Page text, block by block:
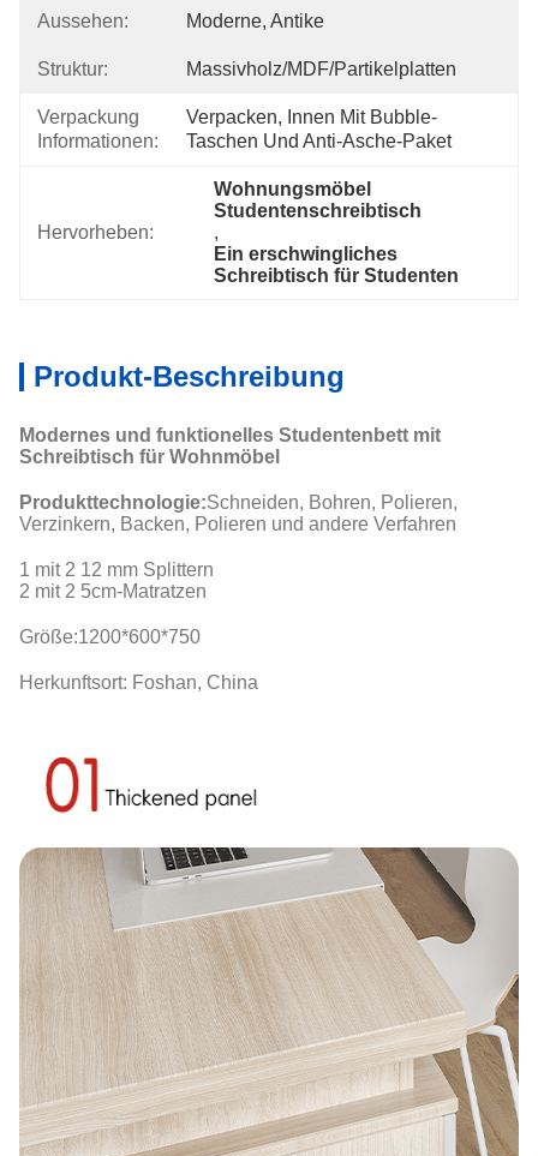
Aussehen: Moderne, Antike
Struktur: Massivholz/MDF/Partikelplatten
Verpackung
Informationen:
Verpacken, Innen Mit Bubble-
Taschen Und Anti-Asche-Paket
Hervorheben:
Wohnungsmöbel
Studentenschreibtisch
,
Ein erschwingliches
Schreibtisch für Studenten
Produkt-Beschreibung
Modernes und funktionelles Studentenbett mit
Schreibtisch für Wohnmöbel
Produkttechnologie:Schneiden, Bohren, Polieren,
Verzinkern, Backen, Polieren und andere Verfahren
1 mit 2 12 mm Splittern
2 mit 2 5cm-Matratzen
Größe:1200*600*750
Herkunftsort: Foshan, China